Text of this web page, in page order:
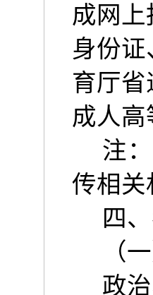
成网
身份
育厅
成人
注
传相关
四
（
政